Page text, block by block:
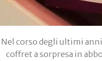
Nel corso degli ultimi
coffret a sorpresa in